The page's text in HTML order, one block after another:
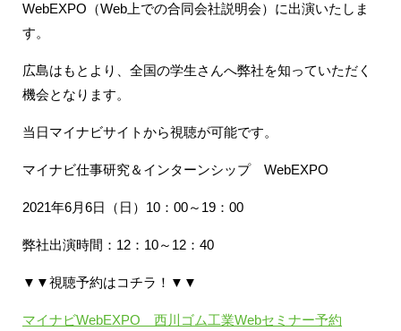
WebEXPO（Web上での合同会社説明会）に出演いたしま
す。
広島はもとより、全国の学生さんへ弊社を知っていただく
機会となります。
当日マイナビサイトから視聴が可能です。
マイナビ仕事研究＆インターンシップ WebEXPO
2021年6月6日（日）10：00～19：00
弊社出演時間：12：10～12：40
▼▼視聴予約はコチラ！▼▼
マイナビWebEXPO 西川ゴム工業Webセミナー予約